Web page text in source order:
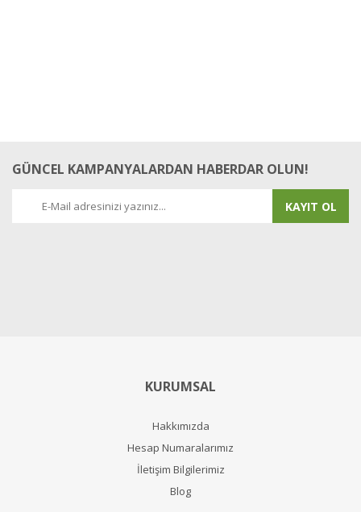
GÜNCEL KAMPANYALARDAN HABERDAR OLUN!
KAYIT OL
KURUMSAL
Hakkımızda
Hesap Numaralarımız
İletişim Bilgilerimiz
Blog